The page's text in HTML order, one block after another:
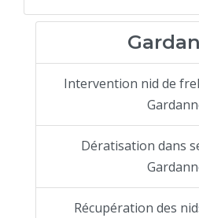
Intervention nid de
Dératisation dans
Récupération des